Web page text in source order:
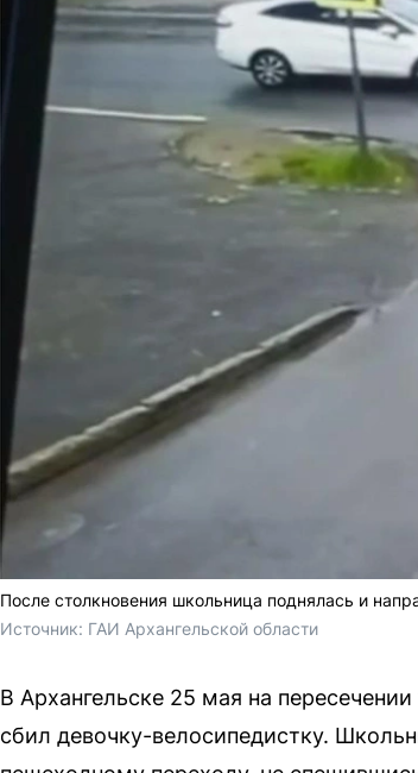
После столкновения школьница поднялась и
Источник: ГАИ Архангельской области
В Архангельске 25 мая на
сбил девочку-велосипедистку.